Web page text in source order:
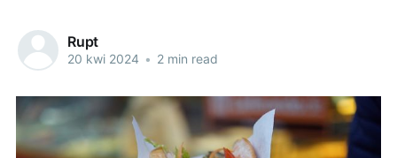
Rupt
20 kwi 2024 • 2 min read